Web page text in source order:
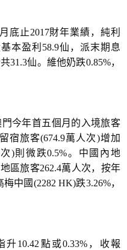
底止2017財年業績，純利
本盈利58.9仙，派末期息
31.3仙。維他奶跌0.85%，
今年首五個月的入境旅客
宿旅客(674.9萬人次)增加
)則微跌0.5%。中國內地
區旅客262.4萬人次，按年
中國(2282 HK)跌3.26%，
10.42點或0.33%，收報